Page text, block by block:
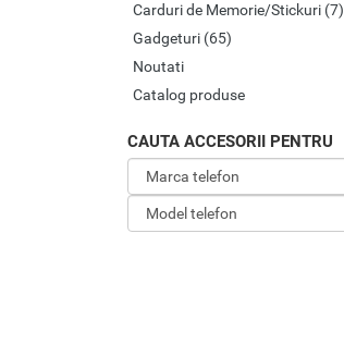
Carduri de Memorie/Stickuri (7)
Gadgeturi (65)
Noutati
Catalog produse
CAUTA ACCESORII PENTRU